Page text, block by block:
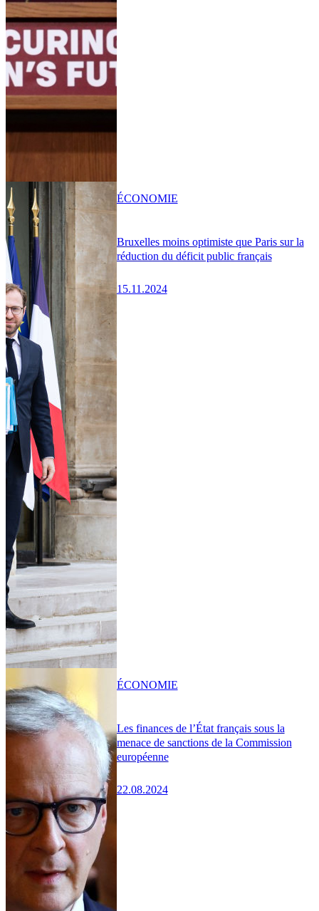
Bruxelles moins optimiste que Paris sur la
réduction du déficit public français
15.11.2024
ÉCONOMIE
Les finances de l’État français sous la
menace de sanctions de la Commission
européenne
22.08.2024
ÉCONOMIE